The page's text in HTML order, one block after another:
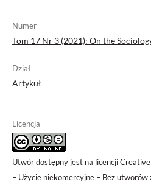
Numer
Tom 17 Nr 3 (2021): On the
Dział
Artykuł
Licencja
Utwór dostępny jest na licencji
– Użycie niekomercyjne – Bez utworów